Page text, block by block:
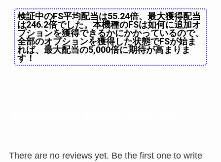
検証中のFS平均配当は55.24倍、最大獲得配当
は246.2倍でした。本機種のFSは如何に追加オ
プションを獲得できるかにかかっているので、
全部のオプションを獲得した状態でFSが始ま
れば、最大配当の5,000倍に期待が高まりま
す！
There are no reviews yet. Be the first one to write